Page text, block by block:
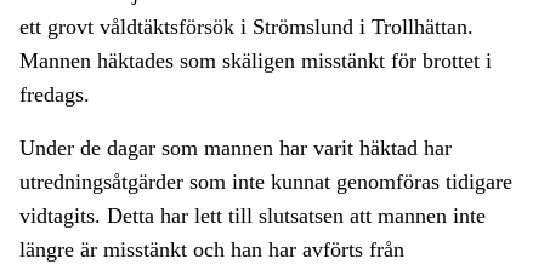
ett grovt våldtäktsförsök i Strömslund i Trollhättan.
Mannen häktades som skäligen misstänkt för brottet i
fredags.
Under de dagar som mannen har varit häktad har
utredningsåtgärder som inte kunnat genomföras tidigare
vidtagits. Detta har lett till slutsatsen att mannen inte
längre är misstänkt och han har avförts från